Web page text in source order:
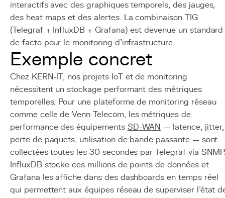
interactifs avec des graphiques temporels, des jauges,
des heat maps et des alertes. La combinaison TIG
(Telegraf + InfluxDB + Grafana) est devenue un standard
de facto pour le monitoring d'infrastructure.
Exemple concret
Chez KERN-IT, nos projets IoT et de monitoring
nécessitent un stockage performant des métriques
temporelles. Pour une plateforme de monitoring réseau
comme celle de Venn Telecom, les métriques de
performance des équipements SD-WAN — latence, jitter,
perte de paquets, utilisation de bande passante — sont
collectées toutes les 30 secondes par Telegraf via
InfluxDB stocke ces millions de points de données et
Grafana les affiche dans des dashboards en temps réel
qui permettent aux équipes réseau de superviser l'état